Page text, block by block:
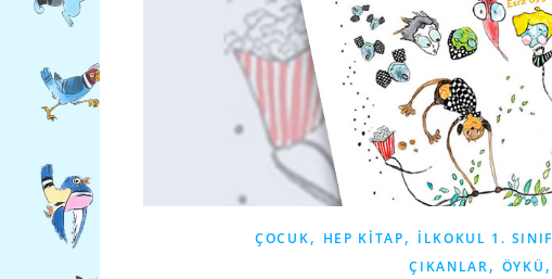
ÇOCUK, HEP KITAP, İLKOKUL 1. SINIF
ÇIKANLAR, ÖYKÜ ,